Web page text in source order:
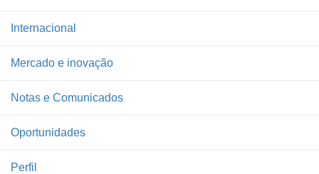
Internacional
Mercado e inovação
Notas e Comunicados
Oportunidades
Perfil